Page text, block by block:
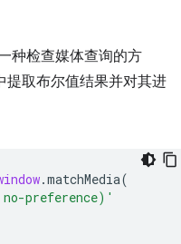
种检查媒体查询的方
提取布尔值结果并对其进
.matchMedia(
preference)'